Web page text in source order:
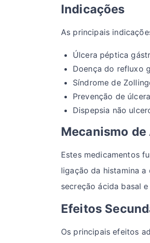
Indicações
As principais
Úlcera péptica
Doença do refluxo
Síndrome de
Prevenção de
Dispepsia não
Mecanismo de
Estes medicamentos
ligação da histamina
secreção ácida basal
Efeitos
Os principais efeitos